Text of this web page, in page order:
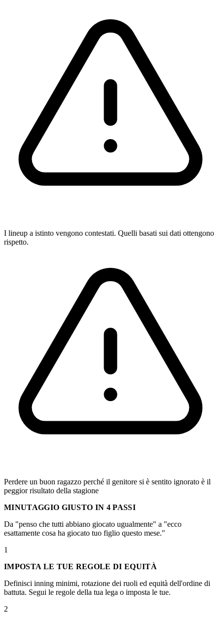
I lineup a istinto vengono contestati. Quelli basati sui dati ottengono
rispetto.
Perdere un buon ragazzo perché il genitore si è sentito ignorato è il
peggior risultato della stagione
MINUTAGGIO GIUSTO IN 4 PASSI
Da "penso che tutti abbiano giocato ugualmente" a "ecco
esattamente cosa ha giocato tuo figlio questo mese."
1
IMPOSTA LE TUE REGOLE DI EQUITÀ
Definisci inning minimi, rotazione dei ruoli ed equità dell'ordine di
battuta. Segui le regole della tua lega o imposta le tue.
2